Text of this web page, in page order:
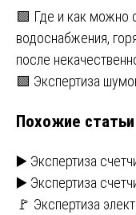
Навигация
по
записям
🟩 Где и как можно
водоснабжения,
после
🟩 Экспертиза
Похожие статьи
▶️ Экспертиза
▶️ Экспертиза
🚩 Экспертиза